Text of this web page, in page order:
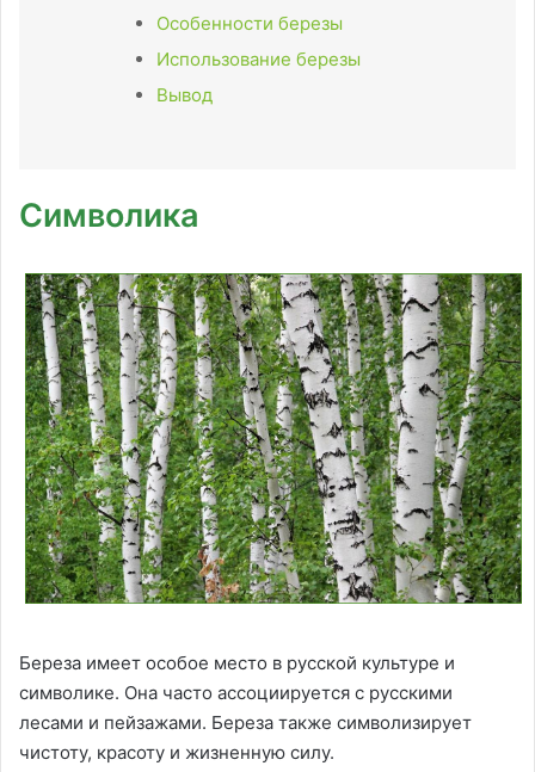
Особенности березы
Использование березы
Вывод
Символика
Береза имеет особое место в русской культуре и
символике. Она часто ассоциируется с русскими
лесами и пейзажами. Береза также символизирует
чистоту, красоту и жизненную силу.